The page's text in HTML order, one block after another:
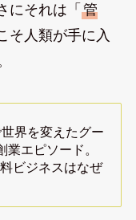
にそれは「 管
そ人類が手に入
世界を変えたグー
業エピソード。
ビジネスはなぜ